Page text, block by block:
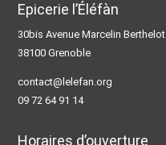
Epicerie l’Éléfàn
30bis Avenue Marcelin Berthelot
38100 Grenoble
contact@lelefan.org
09 72 64 91 14
Horaires d’ouverture